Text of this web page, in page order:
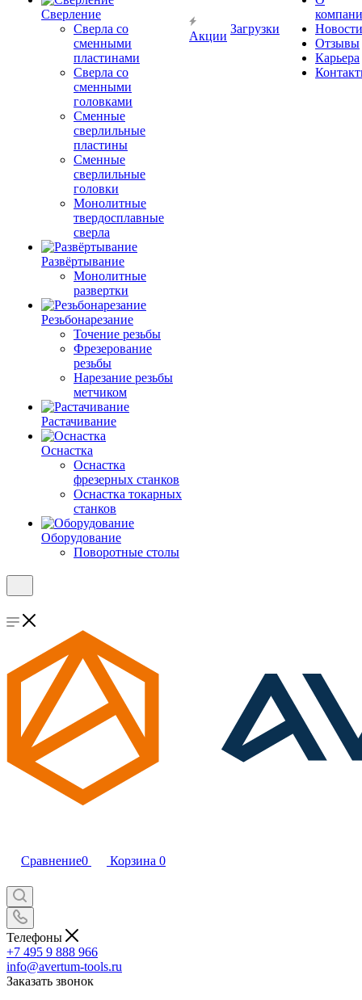
Сверление
Сверла со
сменными
пластинами
Сверла со
сменными
головками
Сменные
сверлильные
пластины
Сменные
сверлильные
головки
Монолитные
твердосплавные
сверла
Развёртывание
Монолитные
развертки
Резьбонарезание
Точение резьбы
Фрезерование
резьбы
Нарезание резьбы
метчиком
Растачивание
Оснастка
Оснастка
фрезерных станков
Оснастка токарных
станков
Оборудование
Поворотные столы
Акции
Загрузки
Новости
Отзывы
Карьера
Сравнение0 Корзина 0
Телефоны
+7 495 9 888 966
info@avertum-tools.ru
Заказать звонок